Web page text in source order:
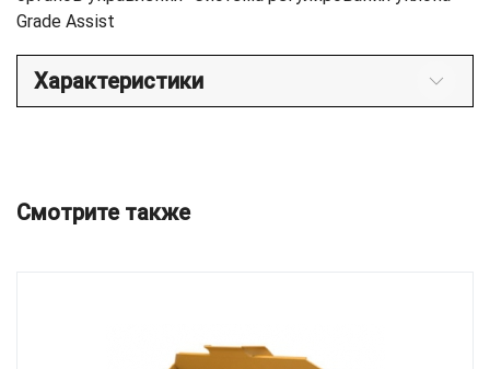
Grade Assist
Характеристики
Смотрите также